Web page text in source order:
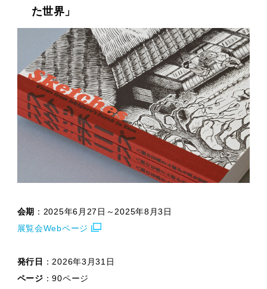
た世界」
会期 ：2025年6月27日～2025年8月3日
展覧会Webページ
発行日
：2026年3月31日
ページ ：90ページ